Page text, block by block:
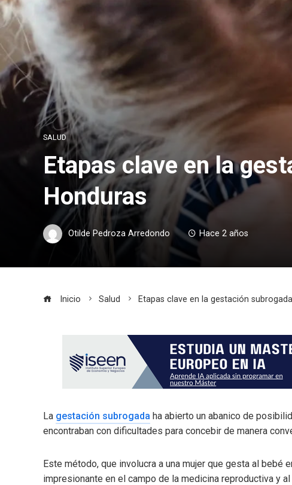
SALUD
Etapas clave en la
Honduras
Otilde Pedroza Arredondo Hace 2 años
Inicio Salud Etapas clave en la gestación
La gestación subrogada ha abierto un abanico de
encontraban con dificultades para concebir de manera
Este método, que involucra a una mujer que gesta al bebé
impresionante en el campo de la medicina reproductiva y